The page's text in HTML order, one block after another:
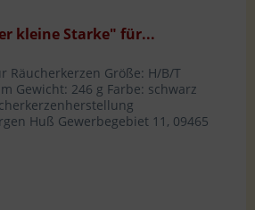
kleine Starke" für...
Räucherkerzen Größe: H/B/T
Gewicht: 246 g Farbe: schwarz
Huß Gewerbegebiet 11, 09465